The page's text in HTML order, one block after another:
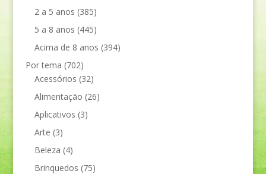
2 a 5 anos (385)
5 a 8 anos (445)
Acima de 8 anos (394)
Por tema (702)
Acessórios (32)
Alimentação (26)
Aplicativos (3)
Arte (3)
Beleza (4)
Brinquedos (75)